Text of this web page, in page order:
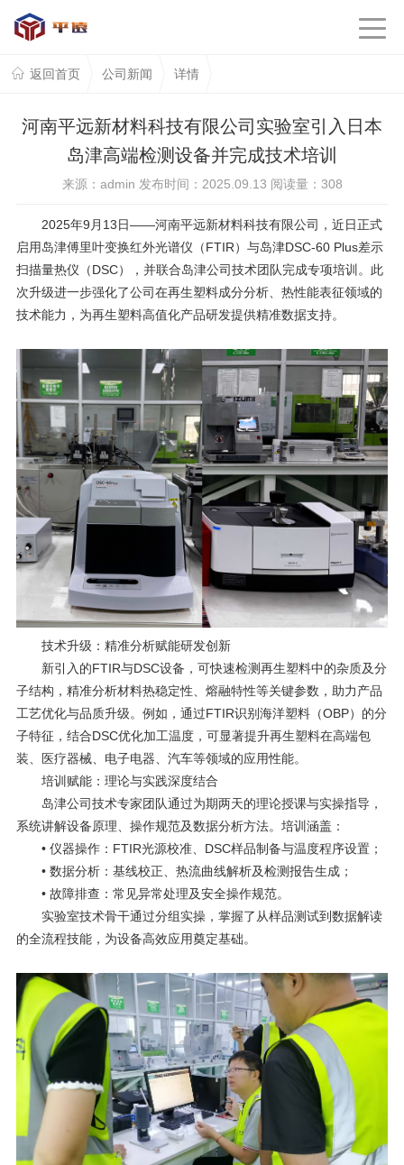
返回首页 公司新闻 详情
河南平远新材料科技有限公司实验室引入日本
岛津高端检测设备并完成技术培训
来源：admin 发布时间：2025.09.13 阅读量： 308
2025年9 月 13日——河南平远新材料科技有限公司，近日正式
启用岛津傅里叶变换红外光谱仪（FTIR）与岛津DSC-60 Plus差示
扫描量热仪（DSC），并联合岛津公司技术团队完成专项培训。此
次升级进一步强化了公司在再生塑料成分分析、热性能表征领域的
技术能力，为再生塑料高值化产品研发提供精准数据支持。
技术升级：精准分析赋能研发创新
新引入的FTIR与DSC设备，可快速检测再生塑料中的杂质及分
子结构，精准分析材料热稳定性、熔融特性等关键参数，助力产品
工艺优化与品质升级。例如，通过FTIR识别海洋塑料（OBP）的分
子特征，结合DSC优化加工温度，可显著提升再生塑料在高端包
装、医疗器械、 电子电器、汽车等领域的应用性能。
培训赋能：理论与实践深度结合
岛津公司技术专家团队通过为期两天的理论授课与实操指导，
系统讲解设备原理、操作规范及数据分析方法。培训涵盖：
• 仪器操作： FTIR光源校准、 DSC样品制备与温度程序设置；
• 数据分析：基线校正、热流曲线解析及检测报告生成；
• 故障排查：常见异常处理及安全操作规范。
实验室技术骨干通过分组实操，掌握了从样品测试到数据解读
的全流程技能，为设备高效应用奠定基础。